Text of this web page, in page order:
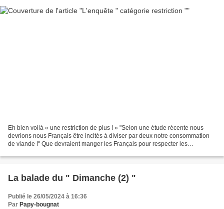
Eh bien voilà « une restriction de plus ! » "Selon une étude récente nous
devrions nous Français être incités à diviser par deux notre consommation
de viande !" Que devraient manger les Français pour respecter les
La balade du " Dimanche (2) "
Publié le 26/05/2024 à 16:36
Par Papy-bougnat